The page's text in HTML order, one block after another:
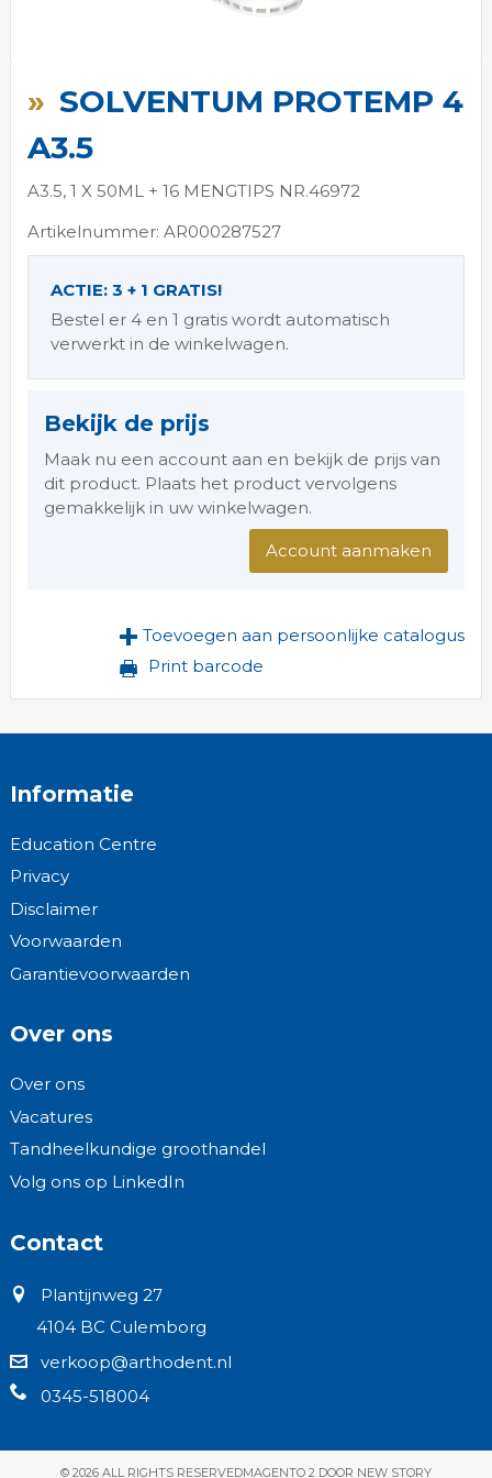
SOLVENTUM PROTEMP 4
A3.5
A3.5, 1 X 50ML + 16 MENGTIPS NR.46972
Artikelnummer: AR000287527
ACTIE: 3 + 1 GRATIS!
Bestel er 4 en 1 gratis wordt automatisch
verwerkt in de winkelwagen.
Bekijk de prijs
Maak nu een account aan en bekijk de prijs van
dit product. Plaats het product vervolgens
gemakkelijk in uw winkelwagen.
Account aanmaken
Toevoegen aan persoonlijke catalogus
Print barcode
het
van
afbeeldingen-
gallerij
Informatie
Education Centre
Privacy
Disclaimer
Voorwaarden
Garantievoorwaarden
Over ons
Over ons
Vacatures
Tandheelkundige groothandel
Volg ons op LinkedIn
Contact
Plantijnweg 27
4104 BC Culemborg
verkoop@arthodent.nl
0345-518004
© 2026 ALL RIGHTS RESERVEDMAGENTO 2 DOOR NEW STORY